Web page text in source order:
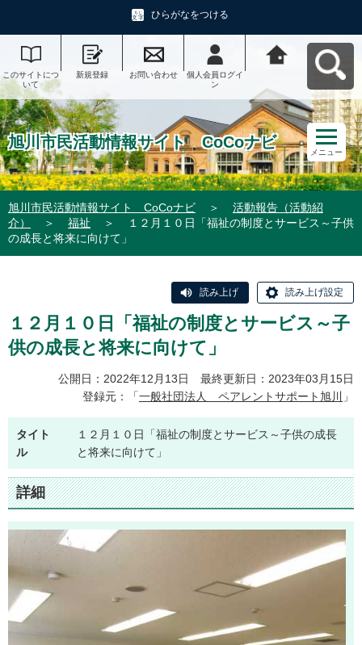
ひらがなをつける
このサイトにつ
いて
新規登録 お問い合わせ
個人会員ログイ
ン
ナビへ戻る
旭川市民活動情報サイト CoCoナビ
メニュー
旭川市民活動情報サイト CoCoナビ ＞
活動報告（活動紹
介）
＞ 福祉 ＞
１２月１０日「福祉の制度とサービス～子供
の成長と将来に向けて」
読み上げ 読み上げ設定
１２月１０日「福祉の制度とサービス～子
供の成長と将来に向けて」
公開日：2022年12月13日 最終更新日：2023年03月15日
登録元：「一般社団法人 ペアレントサポート旭川 」
タイト
ル
１２月１０日「福祉の制度とサービス～子供の成長
と将来に向けて」
詳細